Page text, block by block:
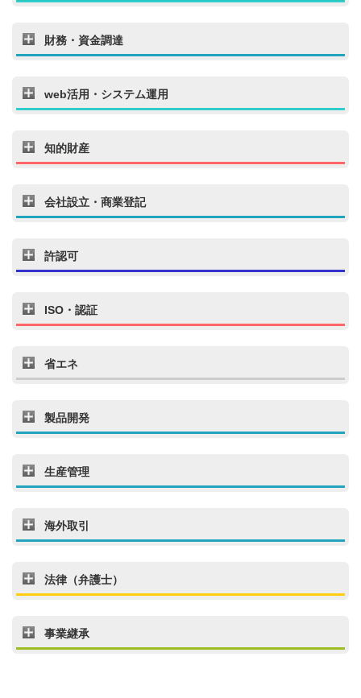
財務・資金調達
web活用・システム運用
知的財産
会社設立・商業登記
許認可
ISO・認証
省エネ
製品開発
生産管理
海外取引
法律（弁護士）
事業継承